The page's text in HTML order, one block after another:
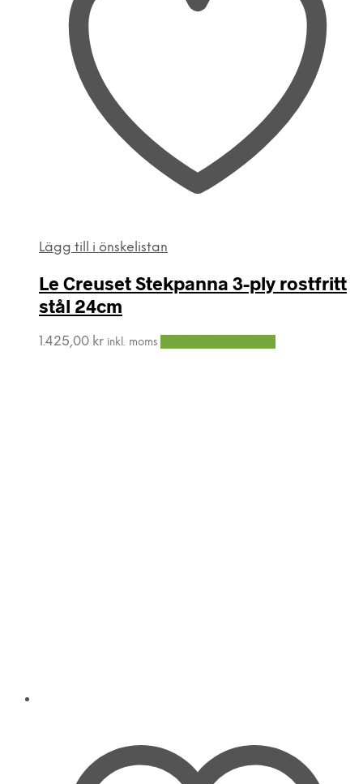
Lägg till i önskelistan
Le Creuset Stekpanna 3-ply rostfritt
stål 24cm
1.425,00 kr inkl. moms